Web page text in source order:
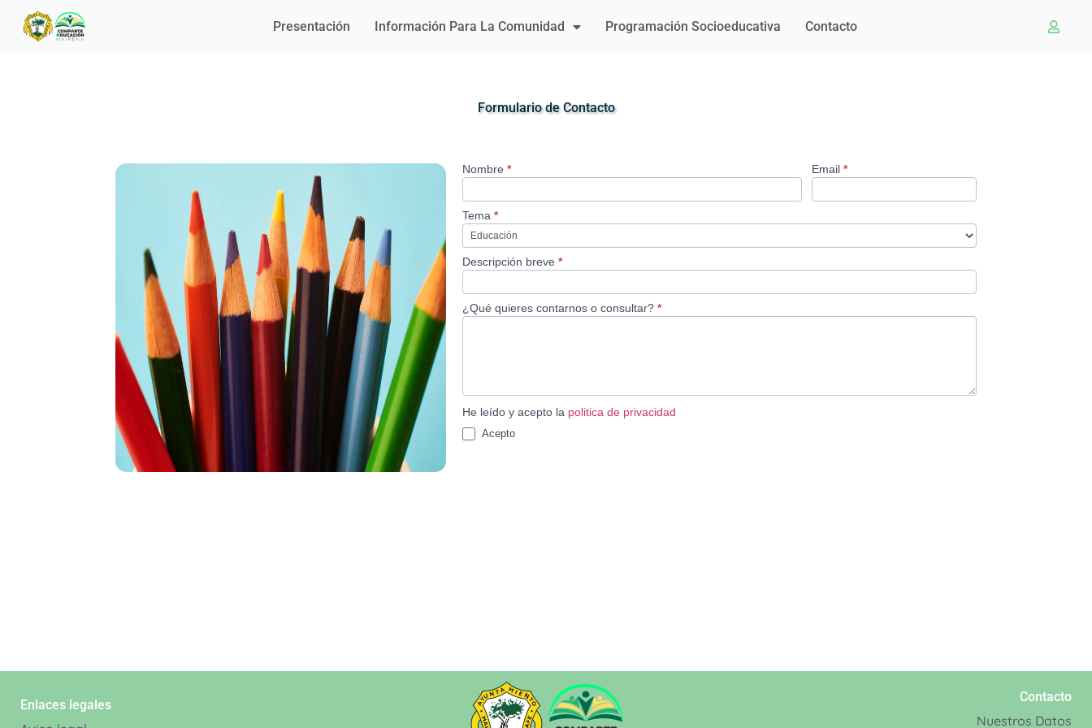
Presentación Información Para La Comunidad Programación Socioeducativa Contacto
Formulario de Contacto
Contacto
Nombre * Email*
Tema *
Descripción breve *
¿Qué quieres contarnos o consultar? *
He leído y acepto la politica de privacidad
Acepto
Enlaces legales
Contacto
Nuestros Datos